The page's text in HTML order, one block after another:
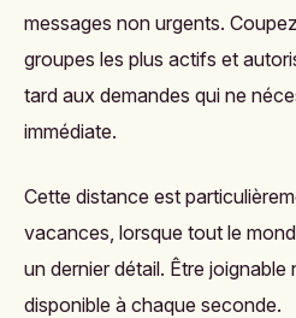
messages non urgents.
groupes les plus actifs et
tard aux demandes qui ne
immédiate.
Cette distance est
vacances, lorsque tout le
un dernier détail. Être
disponible à chaque seconde.